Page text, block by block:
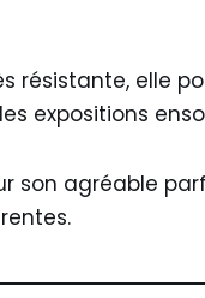
résistante, elle
expositions
son agréable